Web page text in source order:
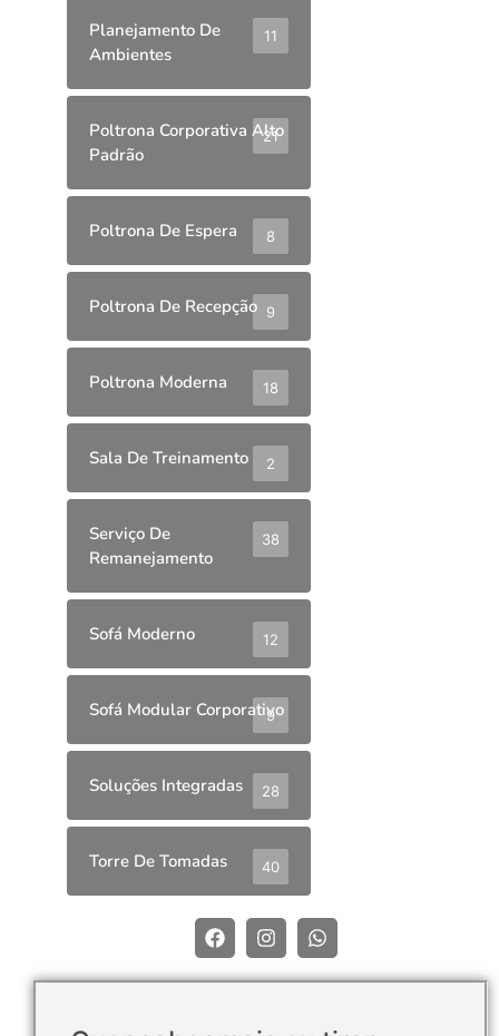
Planejamento De
Ambientes
11
Poltrona Corporativa Alto
Padrão
21
Poltrona De Espera 8
Poltrona De Recepção 9
Poltrona Moderna 18
Sala De Treinamento 2
Serviço De
Remanejamento
38
Sofá Moderno 12
Sofá Modular Corporativo
9
Soluções Integradas 28
Torre De Tomadas 40